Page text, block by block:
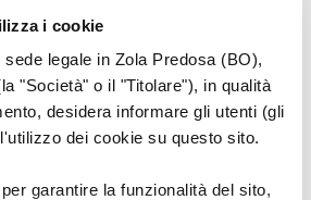
i cookie
legale in Zola Predosa (BO),
"Società" o il "Titolare"), in qualità
desidera informare gli utenti (gli
dei cookie su questo sito.
garantire la funzionalità del sito,
per il condimento.